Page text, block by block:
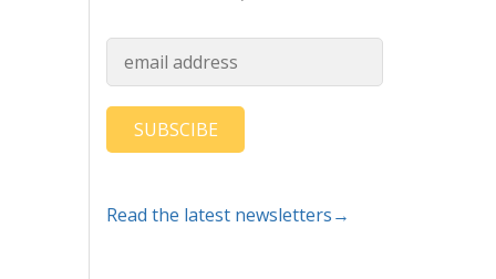
SUBSCIBE
Read the latest newsletters→